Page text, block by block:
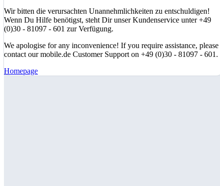
Wir bitten die verursachten Unannehmlichkeiten zu entschuldigen!
Wenn Du Hilfe benötigst, steht Dir unser Kundenservice unter +49
(0)30 - 81097 - 601 zur Verfügung.
We apologise for any inconvenience! If you require assistance, please
contact our mobile.de Customer Support on +49 (0)30 - 81097 - 601.
Homepage